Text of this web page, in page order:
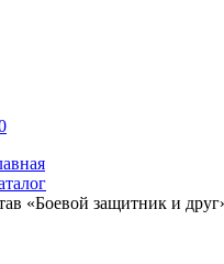
«Боевой защитник и